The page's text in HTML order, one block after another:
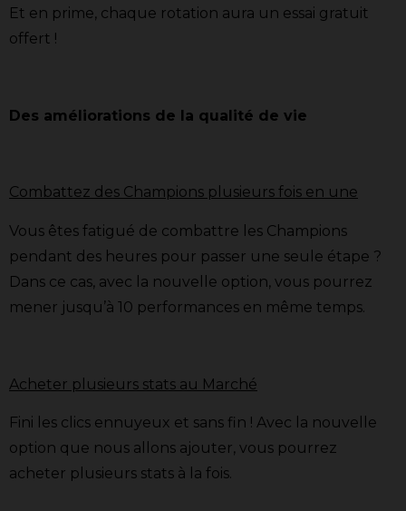
Et en prime, chaque rotation aura un essai gratuit
offert !
Des améliorations de la qualité de vie
Combattez des Champions plusieurs fois en une
Vous êtes fatigué de combattre les Champions
pendant des heures pour passer une seule étape ?
Dans ce cas, avec la nouvelle option, vous pourrez
mener jusqu’à 10 performances en même temps.
Acheter plusieurs stats au Marché
Fini les clics ennuyeux et sans fin ! Avec la nouvelle
option que nous allons ajouter, vous pourrez
acheter plusieurs stats à la fois.